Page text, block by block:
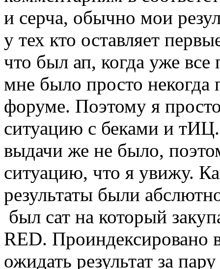
и серча, обычно мои
у тех кто оставляет
что был ап, когда уже
мне было просто некогда
форуме. Поэтому я
ситуацию с беками и
выдачи же не было,
ситуацию, что я увижу.
результаты были
был сат на который
RED. Проиндексировано
ожидать результат за